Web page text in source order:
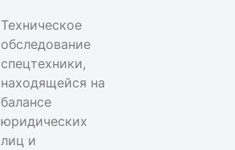
Техническое
обследование
спецтехники,
находящейся на
балансе
юридических
лиц и